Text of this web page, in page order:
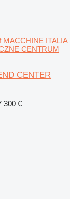
MACCHINE ITALIA
CENTRUM
CENTER
300 €